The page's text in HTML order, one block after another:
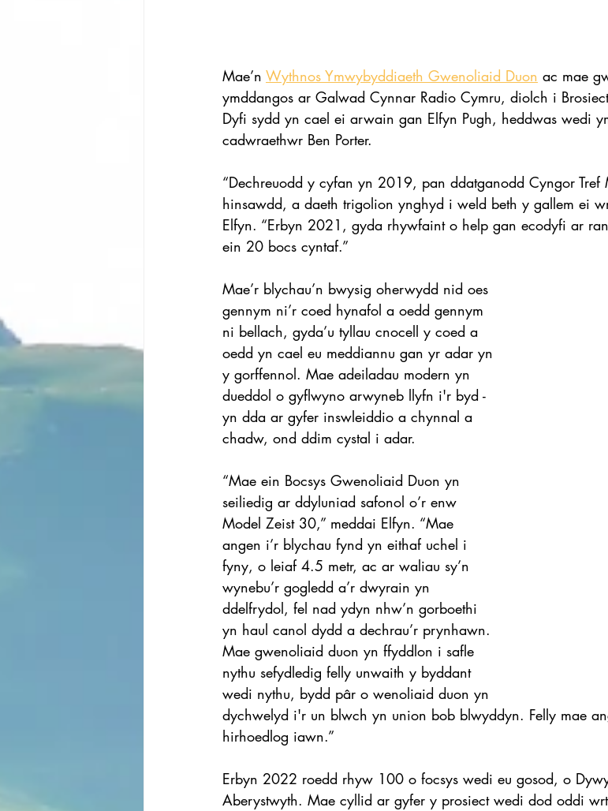
Mae’n Wythnos Ymwybyddiaeth Gwenoliaid Duon ac mae
ymddangos ar Galwad Cynnar Radio Cymru, diolch i
Dyfi sydd yn cael ei arwain gan Elfyn Pugh, heddwas wedi
cadwraethwr Ben Porter.
“Dechreuodd y cyfan yn 2019, pan ddatganodd Cyngor Tref
hinsawdd, a daeth trigolion ynghyd i weld beth y gallem ei
Elfyn. “Erbyn 2021, gyda rhywfaint o help gan ecodyfi ar
ein 20 bocs cyntaf.”
Mae’r blychau’n bwysig oherwydd nid oes
gennym ni’r coed hynafol a oedd gennym
ni bellach, gyda’u tyllau cnocell y coed a
oedd yn cael eu meddiannu gan yr adar yn
y gorffennol. Mae adeiladau modern yn
dueddol o gyflwyno arwyneb llyfn i'r byd -
yn dda ar gyfer inswleiddio a chynnal a
chadw, ond ddim cystal i adar.
“Mae ein Bocsys Gwenoliaid Duon yn
seiliedig ar ddyluniad safonol o’r enw
Model Zeist 30,” meddai Elfyn. “Mae
angen i’r blychau fynd yn eithaf uchel i
fyny, o leiaf 4.5 metr, ac ar waliau sy’n
wynebu’r gogledd a’r dwyrain yn
ddelfrydol, fel nad ydyn nhw’n gorboethi
yn haul canol dydd a dechrau’r prynhawn.
Mae gwenoliaid duon yn ffyddlon i safle
nythu sefydledig felly unwaith y byddant
wedi nythu, bydd pâr o wenoliaid duon yn
dychwelyd i'r un blwch yn union bob blwyddyn. Felly mae
hirhoedlog iawn.”
Erbyn 2022 roedd rhyw 100 o focsys wedi eu gosod, o
Aberystwyth. Mae cyllid ar gyfer y prosiect wedi dod oddi